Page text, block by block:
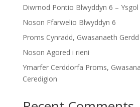
Diwrnod Pontio Blwyddyn 6 –
Noson Ffarwelio Blwyddyn 6
Proms Cynradd, Gwasanaeth
Noson Agored i rieni
Ymarfer Cerddorfa Proms,
Ceredigion